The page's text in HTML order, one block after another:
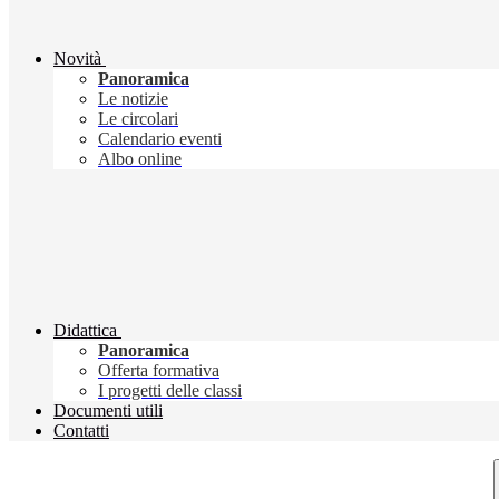
Novità
Panoramica
Le notizie
Le circolari
Calendario eventi
Albo online
Didattica
Panoramica
Offerta formativa
I progetti delle classi
Documenti utili
Contatti